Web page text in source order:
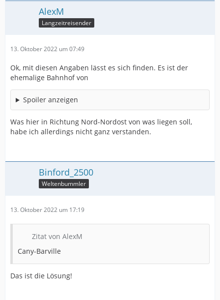
AlexM
Langzeitreisender
13. Oktober 2022 um 07:49
Ok, mit diesen Angaben lässt es sich finden. Es ist der
ehemalige Bahnhof von
Spoiler anzeigen
Was hier in Richtung Nord-Nordost von was liegen soll,
habe ich allerdings nicht ganz verstanden.
Binford_2500
Weltenbummler
13. Oktober 2022 um 17:19
Zitat von AlexM
Cany-Barville
Das ist die Lösung!